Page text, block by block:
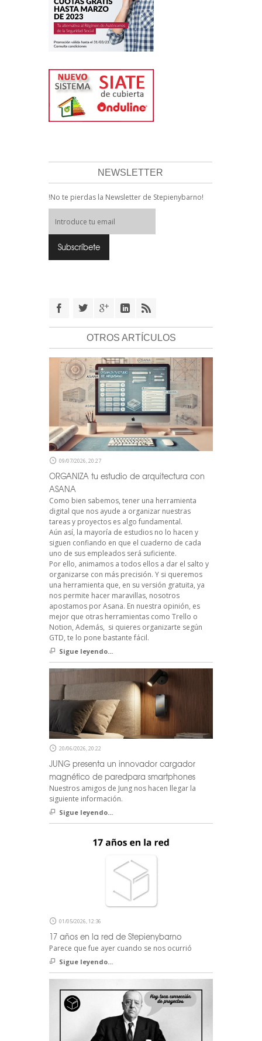
NEWSLETTER
!No te pierdas la Newsletter de Stepienybarno!
OTROS ARTÍCULOS
09/07/2026, 20:27
ORGANIZA tu estudio de arquitectura con
ASANA
Como bien sabemos, tener una herramienta
digital que nos ayude a organizar nuestras
tareas y proyectos es algo fundamental.
Aún así, la mayoría de estudios no lo hacen y
siguen confiando en que el cuaderno de cada
uno de sus empleados será suficiente.
Por ello, animamos a todos ellos a dar el salto y
organizarse con más precisión. Y si queremos
una herramienta que, en su versión gratuita, ya
nos permite hacer maravillas, nosotros
apostamos por Asana. En nuestra opinión, es
mejor que otras herramientas como Trello o
Notion, Además, si quieres organizarte según
GTD, te lo pone bastante fácil.
Sigue leyendo...
20/06/2026, 20:22
JUNG presenta un innovador cargador
magnético de paredpara smartphones
Nuestros amigos de Jung nos hacen llegar la
siguiente información.
Sigue leyendo...
01/05/2026, 12:36
17 años en la red de Stepienybarno
Parece que fue ayer cuando se nos ocurrió
Sigue leyendo...